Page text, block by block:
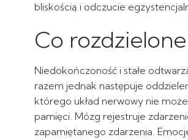
bliskością i odczucie
Co
Niedokończoność i stałe
razem jednak następuje
którego układ nerwowy nie
pamięci. Mózg rejestruje
zapamiętanego zdarzenia.